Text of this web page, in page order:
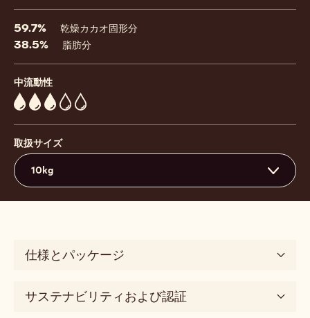
59.7% 乾燥カカオ固形分
38.5% 脂肪分
中流動性
3
取扱サイズ
10kg
仕様とパッケージ
サステナビリティおよび認証